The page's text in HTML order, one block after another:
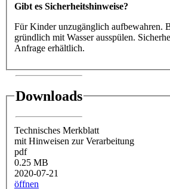
Gibt es Sicherheitshinweise?
Für Kinder unzugänglich aufbewahren.
gründlich mit Wasser ausspülen.
Anfrage erhältlich.
Downloads
Technisches Merkblatt
mit Hinweisen zur Verarbeitung
pdf
0.25 MB
2020-07-21
öffnen